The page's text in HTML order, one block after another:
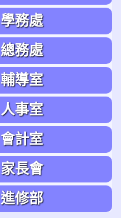
學務處
總務處
輔導室
人事室
會計室
家長會
進修部